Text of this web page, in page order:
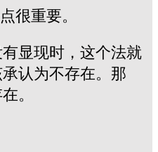
很重要。
显现时，这个法就
认为不存在。那
。